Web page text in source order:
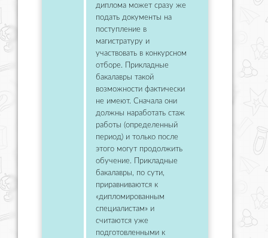
диплома может сразу же
подать документы на
поступление в
магистратуру и
участвовать в конкурсном
отборе. Прикладные
бакалавры такой
возможности фактически
не имеют. Сначала они
должны наработать стаж
работы (определенный
период) и только после
этого могут продолжить
обучение. Прикладные
бакалавры, по сути,
приравниваются к
«дипломированным
специалистам» и
считаются уже
подготовленными к